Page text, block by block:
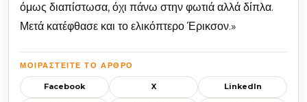
όμως διαπίστωσα, όχι πάνω στην φωτιά αλλά δίπλα.
Μετά κατέφθασε και το ελικόπτερο Έρικσον.»
ΜΟΙΡΑΣΤΕΊΤΕ ΤΟ ΆΡΘΡΟ
Facebook X LinkedIn